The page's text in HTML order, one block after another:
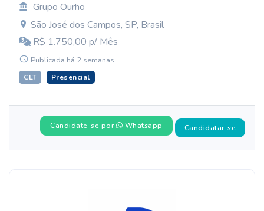
Grupo Ourho
São José dos Campos, SP, Brasil
R$ 1.750,00 p/ Mês
Publicada há 2 semanas
CLT Presencial
Candidate-se por Whatsapp Candidatar-se